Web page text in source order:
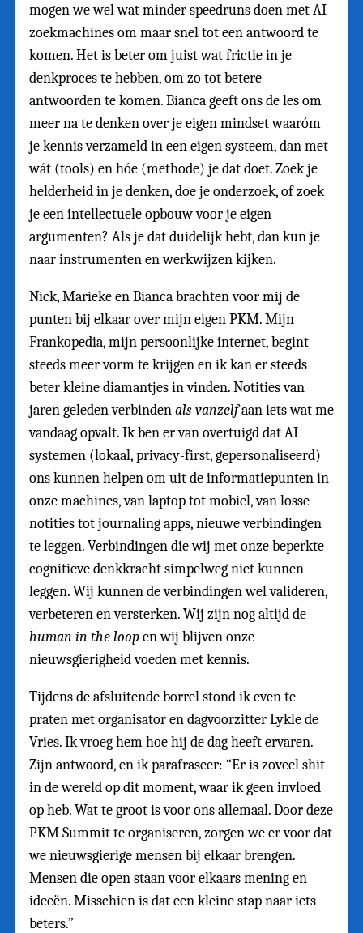
mogen we wel wat minder speedruns doen met AI-
zoekmachines om maar snel tot een antwoord te
komen. Het is beter om juist wat frictie in je
denkproces te hebben, om zo tot betere
antwoorden te komen. Bianca geeft ons de les om
meer na te denken over je eigen mindset waaróm
je kennis verzameld in een eigen systeem, dan met
wát (tools) en hóe (methode) je dat doet. Zoek je
helderheid in je denken, doe je onderzoek, of zoek
je een intellectuele opbouw voor je eigen
argumenten? Als je dat duidelijk hebt, dan kun je
naar instrumenten en werkwijzen kijken.
Nick, Marieke en Bianca brachten voor mij de
punten bij elkaar over mijn eigen PKM. Mijn
Frankopedia, mijn persoonlijke internet, begint
steeds meer vorm te krijgen en ik kan er steeds
beter kleine diamantjes in vinden. Notities van
jaren geleden verbindenals vanzelfaan iets wat me
vandaag opvalt. Ik ben er van overtuigd dat AI
systemen (lokaal, privacy-first, gepersonaliseerd)
ons kunnen helpen om uit de informatiepunten in
onze machines, van laptop tot mobiel, van losse
notities tot journaling apps, nieuwe verbindingen
te leggen. Verbindingen die wij met onze beperkte
cognitieve denkkracht simpelweg niet kunnen
leggen. Wij kunnen de verbindingen wel valideren,
verbeteren en versterken. Wij zijn nog altijd de
human in the loopen wij blijven onze
nieuwsgierigheid voeden met kennis.
Tijdens de afsluitende borrel stond ik even te
praten met organisator en dagvoorzitter Lykle de
Vries. Ik vroeg hem hoe hij de dag heeft ervaren.
Zijn antwoord, en ik parafraseer: “Er is zoveel shit
in de wereld op dit moment, waar ik geen invloed
op heb. Wat te groot is voor ons allemaal. Door deze
PKM Summit te organiseren, zorgen we er voor dat
we nieuwsgierige mensen bij elkaar brengen.
Mensen die open staan voor elkaars mening en
ideeën. Misschien is dat een kleine stap naar iets
beters.”